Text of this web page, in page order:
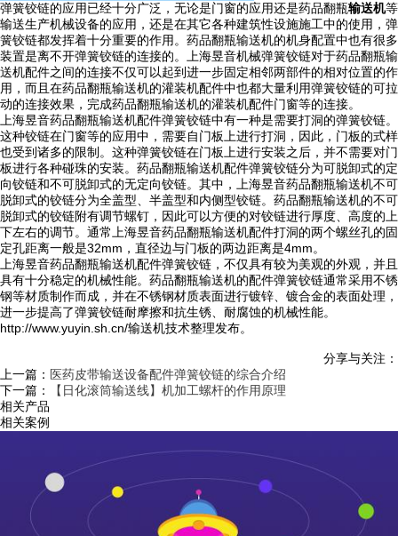
弹簧铰链的应用已经十分广泛，无论是门窗的应用还是药品翻瓶输送机等
输送生产机械设备的应用，还是在其它各种建筑性设施施工中的使用，弹
簧铰链都发挥着十分重要的作用。药品翻瓶输送机的机身配置中也有很多
装置是离不开弹簧铰链的连接的。上海昱音机械弹簧铰链对于药品翻瓶输
送机配件之间的连接不仅可以起到进一步固定相邻两部件的相对位置的作
用，而且在药品翻瓶输送机的灌装机配件中也都大量利用弹簧铰链的可拉
动的连接效果，完成药品翻瓶输送机的灌装机配件门窗等的连接。
上海昱音药品翻瓶输送机配件弹簧铰链中有一种是需要打洞的弹簧铰链。
这种铰链在门窗等的应用中，需要自门板上进行打洞，因此，门板的式样
也受到诸多的限制。这种弹簧铰链在门板上进行安装之后，并不需要对门
板进行各种碰珠的安装。药品翻瓶输送机配件弹簧铰链分为可脱卸式的定
向铰链和不可脱卸式的无定向铰链。其中，上海昱音药品翻瓶输送机不可
脱卸式的铰链分为全盖型、半盖型和内侧型铰链。药品翻瓶输送机的不可
脱卸式的铰链附有调节螺钉，因此可以方便的对铰链进行厚度、高度的上
下左右的调节。通常上海昱音药品翻瓶输送机配件打洞的两个螺丝孔的固
定孔距离一般是32mm，直径边与门板的两边距离是4mm。
上海昱音药品翻瓶输送机配件弹簧铰链，不仅具有较为美观的外观，并且
具有十分稳定的机械性能。药品翻瓶输送机的配件弹簧铰链通常采用不锈
钢等材质制作而成，并在不锈钢材质表面进行镀锌、镀合金的表面处理，
进一步提高了弹簧铰链耐摩擦和抗生锈、耐腐蚀的机械性能。
http://www.yuyin.sh.cn/输送机技术整理发布。
分享与关注：
上一篇： 医药皮带输送设备配件弹簧铰链的综合介绍
下一篇：
【日化滚筒输送线】机加工螺杆的作用原理
相关产品
相关案例